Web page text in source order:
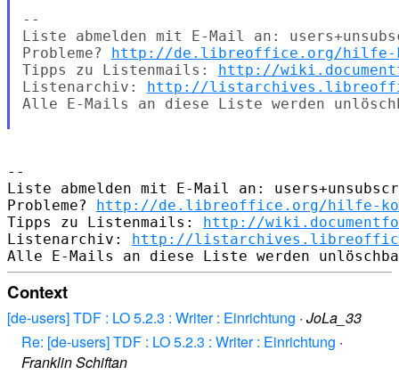
--
Liste abmelden mit E-Mail an:
Probleme? http://de.libreoffice.org/hilfe-
Tipps zu Listenmails: http://
Listenarchiv: http://
Alle E-Mails an diese Liste werden
--
Liste abmelden mit E-Mail an:
Probleme? http://de.libreoffice.org/hilfe-
Tipps zu Listenmails: http://
Listenarchiv: http://
Context
[de-users] TDF : LO 5.2.3 : Writer : Einrichtung · JoLa_33
Re: [de-users] TDF : LO 5.2.3 : Writer : Einrichtung ·
Franklin Schiftan